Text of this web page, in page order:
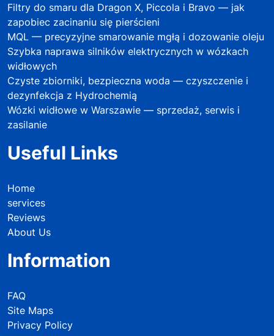
Filtry do smaru dla Dragon X, Piccola i Bravo — jak
zapobiec zacinaniu się pierścieni
MQL — precyzyjne smarowanie mgłą i dozowanie oleju
Szybka naprawa silników elektrycznych w wózkach
widłowych
Czyste zbiorniki, bezpieczna woda — czyszczenie i
dezynfekcja z Hydrochemią
Wózki widłowe w Warszawie — sprzedaż, serwis i
zasilanie
Useful Links
Home
services
Reviews
About Us
Information
FAQ
Site Maps
Privacy Policy